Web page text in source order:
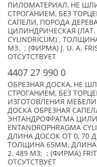
ПИЛОМАТЕРИАЛ, НЕ
СТРОГАНИЕМ, БЕЗ
САПЕЛИ, ПОРОДА
ЦИЛИНДРИЧЕСКАЯ (ЛАТ.
CYLINDRICUM) ,
М3. ; (ФИРМА) J. U. A.
ОТСУТСТВУЕТ
4407 27 990 0
ОБРЕЗНАЯ ДОСКА, НЕ
СТРОГАНИЕМ, БЕЗ
ИЗГОТОВЛЕНИЯ
ДОСКА ОБРЕЗНАЯ
ЭНТАНДРОФРАГМА
ENTANDROPHRAGMA
ДЛИНА ДОСОК ОТ 0, 70
ТОЛЩИНА 65ММ, ДЛИНА
2. 489 М3; ; (ФИРМА)
ОТСУТСТВУЕТ